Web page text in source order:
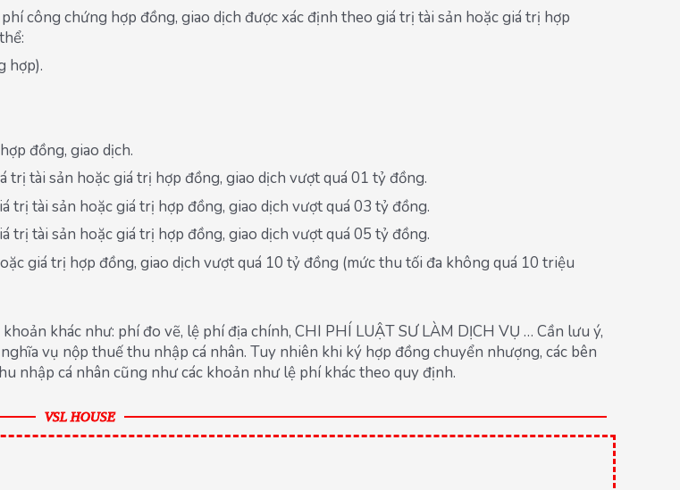
công chứng hợp đồng, giao dịch được xác định theo giá trị tài sản hoặc giá trị hợp
hợp).
đồng, giao dịch.
tài sản hoặc giá trị hợp đồng, giao dịch vượt quá 01 tỷ đồng.
tài sản hoặc giá trị hợp đồng, giao dịch vượt quá 03 tỷ đồng.
tài sản hoặc giá trị hợp đồng, giao dịch vượt quá 05 tỷ đồng.
giá trị hợp đồng, giao dịch vượt quá 10 tỷ đồng (mức thu tối đa không quá 10 triệu
khác như: phí đo vẽ, lệ phí địa chính, CHI PHÍ LUẬT SƯ LÀM DỊCH VỤ … Cần lưu ý,
vụ nộp thuế thu nhập cá nhân. Tuy nhiên khi ký hợp đồng chuyển nhượng, các bên
nhập cá nhân cũng như các khoản như lệ phí khác theo quy định.
VSL HOUSE